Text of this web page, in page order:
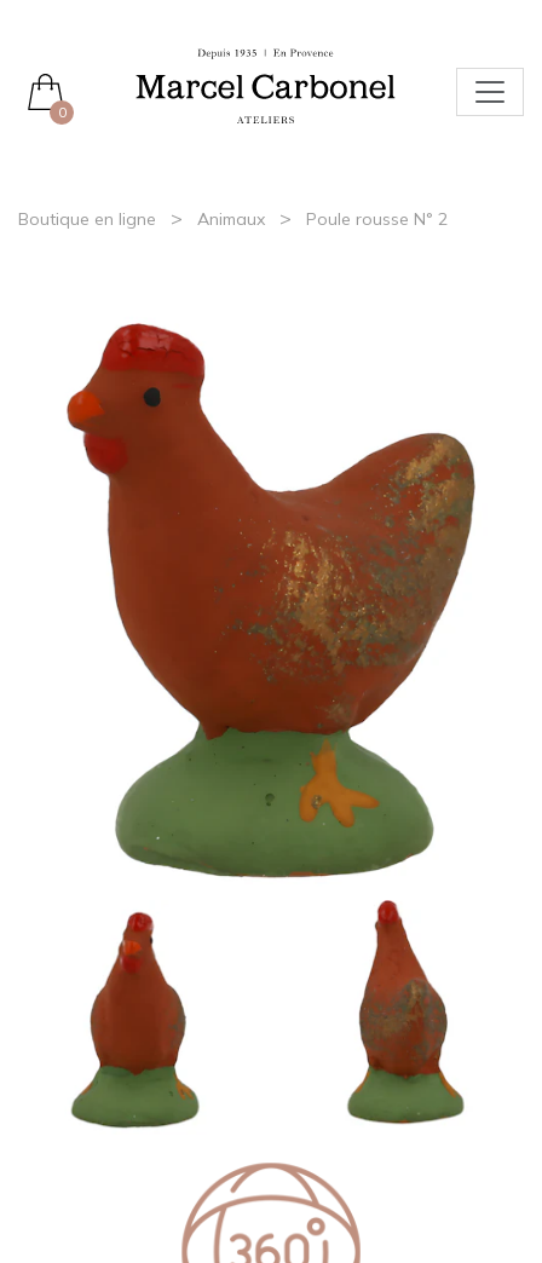
0
Boutique en ligne > Animaux > Poule rousse N° 2